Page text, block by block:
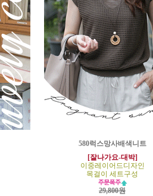
580럭스망사배색니트
[잘나가요-대박]
이중레이어드디자인
목걸이 세트구성
29,800원